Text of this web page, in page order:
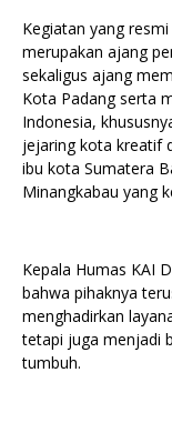
Kegiatan yang
merupakan ajang
sekaligus ajang
Kota Padang serta
Indonesia,
jejaring kota kreatif
ibu kota Sumatera
Minangkabau yang
Kepala Humas KAI
bahwa pihaknya
menghadirkan
tetapi juga menjadi
tumbuh.